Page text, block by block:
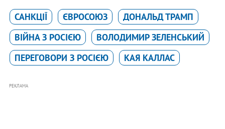
САНКЦІЇ ЄВРОСОЮЗ
ДОНАЛЬД ТРАМП
ВІЙНА З РОСІЄЮ
ВОЛОДИМИР ЗЕЛЕНСЬКИЙ
ПЕРЕГОВОРИ З РОСІЄЮ
КАЯ КАЛЛАС
РЕКЛАМА